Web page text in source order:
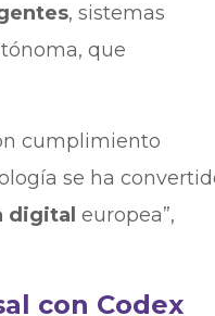
, sistemas
que
cumplimiento
se ha
digital europea”,
con Codex